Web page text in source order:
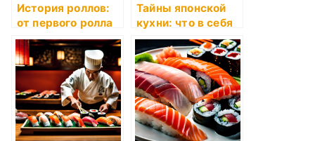
История роллов:
от первого ролла
до мировой
популярности
Тайны японской
кухни: что в себя
заключают суши?